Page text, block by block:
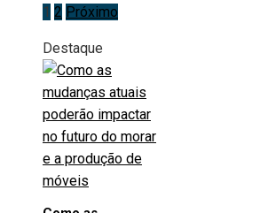
Paginação
de
posts
1 2 Próximo
Destaque